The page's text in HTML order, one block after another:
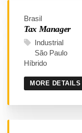
Tax Manager
Industrial
Brasil
São Paulo
Híbrido
MORE DETAILS